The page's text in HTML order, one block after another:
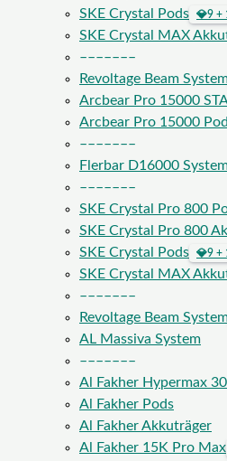
SKE Crystal Pods
💎9 +
SKE Crystal MAX
–––––––
Revoltage Beam
Arcbear Pro 15000
Arcbear Pro 15000
–––––––
Flerbar D16000
–––––––
SKE Crystal Pro 800
SKE Crystal Pro 800
SKE Crystal Pods
💎9 +
SKE Crystal MAX
–––––––
Revoltage Beam
AL Massiva System
–––––––
Al Fakher Hypermax
Al Fakher Pods
Al Fakher Akkuträger
Al Fakher 15K Pro Max